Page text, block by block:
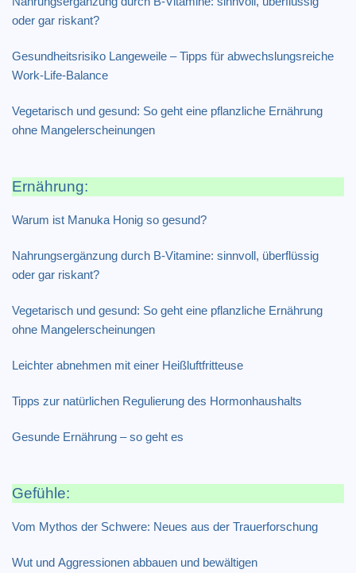
oder gar riskant?
Gesundheitsrisiko Langeweile – Tipps für abwechslungsreiche
Work-Life-Balance
Vegetarisch und gesund: So geht eine pflanzliche Ernährung
ohne Mangelerscheinungen
Ernährung:
Warum ist Manuka Honig so gesund?
Nahrungsergänzung durch B-Vitamine: sinnvoll, überflüssig
oder gar riskant?
Vegetarisch und gesund: So geht eine pflanzliche Ernährung
ohne Mangelerscheinungen
Leichter abnehmen mit einer Heißluftfritteuse
Tipps zur natürlichen Regulierung des Hormonhaushalts
Gesunde Ernährung – so geht es
Gefühle:
Vom Mythos der Schwere: Neues aus der Trauerforschung
Wut und Aggressionen abbauen und bewältigen